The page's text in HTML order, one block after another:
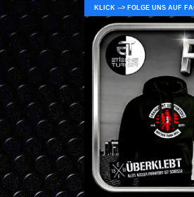
KLICK --> FOLGE UNS AUF